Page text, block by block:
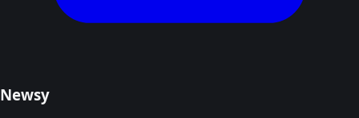
Newsy